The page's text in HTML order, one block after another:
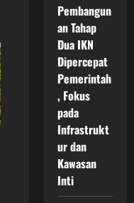
Pembangun
an Tahap
Dua IKN
Dipercepat
Pemerintah
, Fokus
pada
Infrastrukt
ur dan
Kawasan
Inti